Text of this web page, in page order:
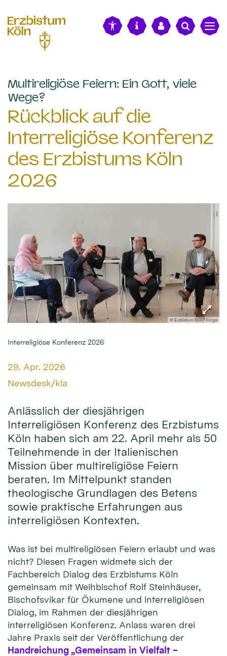
Multireligiöse Feiern: Ein Gott, viele
Wege?
Rückblick auf die
Interreligiöse Konferenz
des Erzbistums Köln
2026
© Erzbistum Köln/ Frings
Interreligiöse Konferenz 2026
Datum:
29. Apr. 2026
Von:
Newsdesk/kla
Anlässlich der diesjährigen
Interreligiösen Konferenz des Erzbistums
Köln haben sich am 22. April mehr als 50
Teilnehmende in der Italienischen
Mission über multireligiöse Feiern
beraten. Im Mittelpunkt standen
theologische Grundlagen des Betens
sowie praktische Erfahrungen aus
interreligiösen Kontexten.
Was ist bei multireligiösen Feiern erlaubt und was
nicht? Diesen Fragen widmete sich der
Fachbereich Dialog des Erzbistums Köln
gemeinsam mit Weihbischof Rolf Steinhäuser,
Bischofsvikar für Ökumene und interreligiösen
Dialog, im Rahmen der diesjährigen
interreligiösen Konferenz. Anlass waren drei
Jahre Praxis seit der Veröffentlichung der
Handreichung „Gemeinsam in Vielfalt –